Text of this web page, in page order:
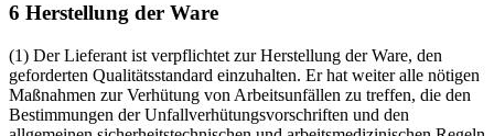
6 Herstellung der Ware
(1) Der Lieferant ist verpflichtet zur Herstellung der Ware, den
geforderten Qualitätsstandard einzuhalten. Er hat weiter alle nötigen
Maßnahmen zur Verhütung von Arbeitsunfällen zu treffen, die den
Bestimmungen der Unfallverhütungsvorschriften und den